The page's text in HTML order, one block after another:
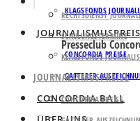
KLAGSFONDS
CONCORDIA PREISE
GATTERER
CONCORDIA BALL
RECHTSDIENST
SCHULUNGSTERMINE
KLAGSFONDS
JOURNALISMUSPREISE
CONCORDIA PREISE
Presseclub